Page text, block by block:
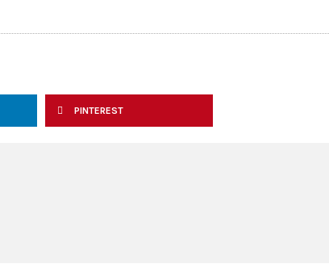
PINTEREST